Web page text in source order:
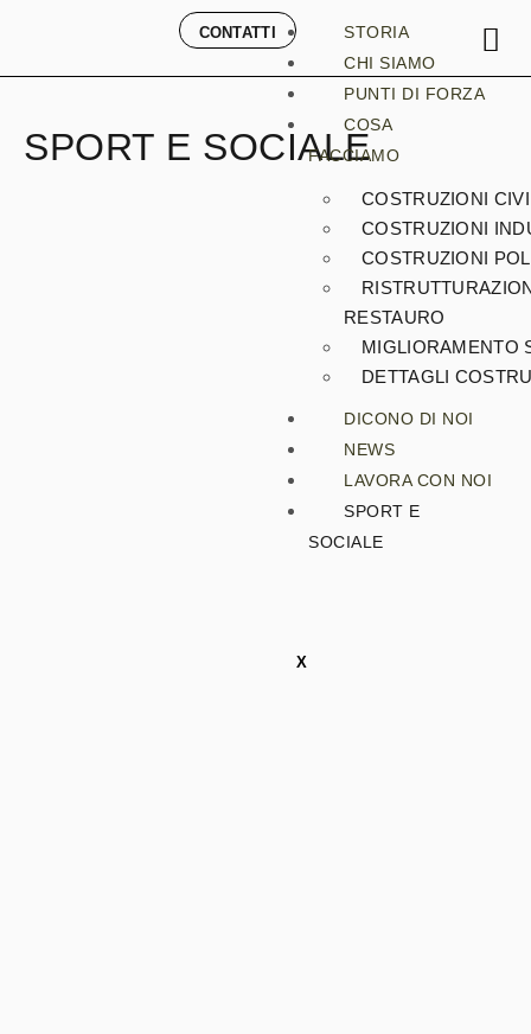
STORIA
CHI SIAMO
PUNTI DI FORZA
COSA
FACCIAMO
COSTRUZIONI
COSTRUZIONI
COSTRUZIONI
RESTAURO
MIGLIORAMENTO
DETTAGLI
DICONO DI NOI
NEWS
LAVORA CON NOI
SPORT E
SOCIALE
X
CONTATTI
SPORT E SOCIALE